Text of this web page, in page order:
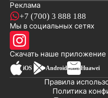
Реклама
+7 (700) 3 888 188
Мы в социальных сетях
Скачать наше приложение
iOS Android Huawei
Политика
Правила